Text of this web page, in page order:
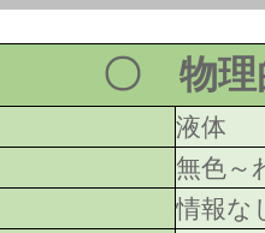
〇 物理
液体
無色～
情報な